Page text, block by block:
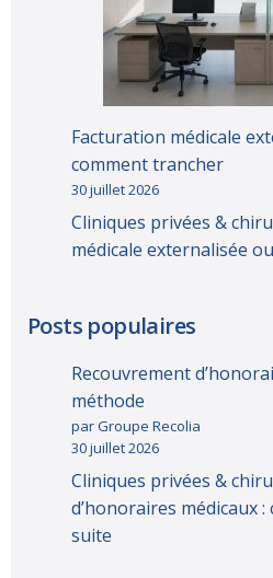
Facturation médicale
comment trancher
30 juillet 2026
Cliniques privées &
médicale externalisée
Posts populaires
Recouvrement
méthode
par Groupe Recolia
30 juillet 2026
Cliniques privées &
d’honoraires médicaux
suite